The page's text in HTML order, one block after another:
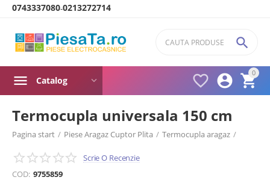
0743337080-0213272714
0




Catalog
Termocupla universala 150 cm
Pagina start / Piese Aragaz Cuptor Plita / Termocupla aragaz /
Termocupla aragaz universala /
Scrie O Recenzie
COD: 9755859